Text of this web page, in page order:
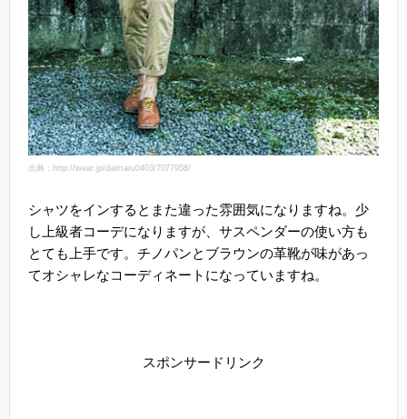
出典：http://wear.jp/daimaru0403/7077958/
シャツをインするとまた違った雰囲気になりますね。少
し上級者コーデになりますが、サスペンダーの使い方も
とても上手です。チノパンとブラウンの革靴が味があっ
てオシャレなコーディネートになっていますね。
スポンサードリンク